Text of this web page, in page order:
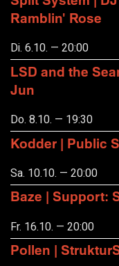
Ramblin' Rose
Di. 6.10. — 20:00
LSD and the
Jun
Do. 8.10. — 19:30
Kodder | Public
Sa. 10.10. — 20:00
Baze | Support:
Fr. 16.10. — 20:00
Pollen |